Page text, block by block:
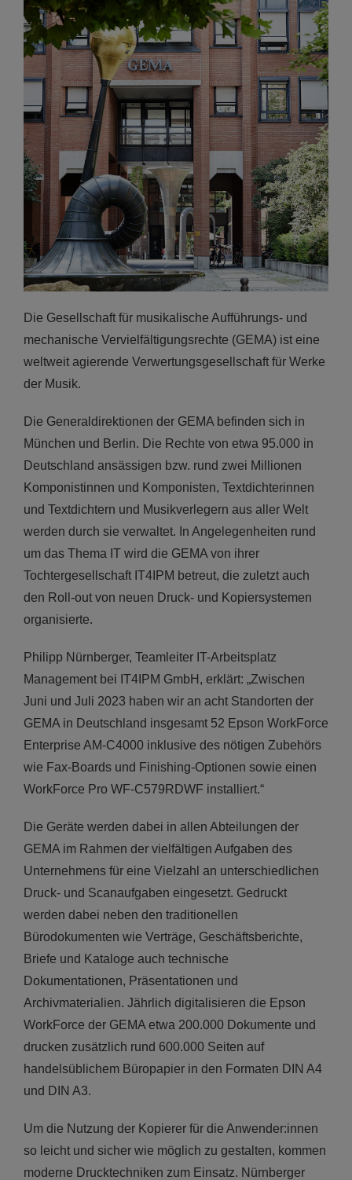
Die Gesellschaft für musikalische Aufführungs- und
mechanische Vervielfältigungsrechte (GEMA) ist eine
weltweit agierende Verwertungsgesellschaft für Werke
der Musik.
Die Generaldirektionen der GEMA befinden sich in
München und Berlin. Die Rechte von etwa 95.000 in
Deutschland ansässigen bzw. rund zwei Millionen
Komponistinnen und Komponisten, Textdichterinnen
und Textdichtern und Musikverlegern aus aller Welt
werden durch sie verwaltet. In Angelegenheiten rund
um das Thema IT wird die GEMA von ihrer
Tochtergesellschaft IT4IPM betreut, die zuletzt auch
den Roll-out von neuen Druck- und Kopiersystemen
organisierte.
Philipp Nürnberger, Teamleiter IT-Arbeitsplatz
Management bei IT4IPM GmbH, erklärt: „Zwischen
Juni und Juli 2023 haben wir an acht Standorten der
GEMA in Deutschland insgesamt 52 Epson WorkForce
Enterprise AM-C4000 inklusive des nötigen Zubehörs
wie Fax-Boards und Finishing-Optionen sowie einen
WorkForce Pro WF-C579RDWF installiert.“
Die Geräte werden dabei in allen Abteilungen der
GEMA im Rahmen der vielfältigen Aufgaben des
Unternehmens für eine Vielzahl an unterschiedlichen
Druck- und Scanaufgaben eingesetzt. Gedruckt
werden dabei neben den traditionellen
Bürodokumenten wie Verträge, Geschäftsberichte,
Briefe und Kataloge auch technische
Dokumentationen, Präsentationen und
Archivmaterialien. Jährlich digitalisieren die Epson
WorkForce der GEMA etwa 200.000 Dokumente und
drucken zusätzlich rund 600.000 Seiten auf
handelsüblichem Büropapier in den Formaten DIN A4
und DIN A3.
Um die Nutzung der Kopierer für die Anwender:innen
so leicht und sicher wie möglich zu gestalten, kommen
moderne Drucktechniken zum Einsatz. Nürnberger